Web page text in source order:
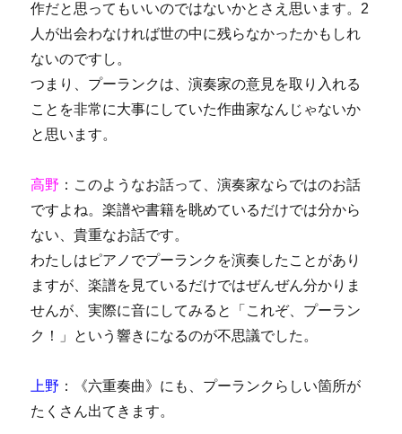
作だと思ってもいいのではないかとさえ思います。2
人が出会わなければ世の中に残らなかったかもしれ
ないのですし。
つまり、プーランクは、演奏家の意見を取り入れる
ことを非常に大事にしていた作曲家なんじゃないか
と思います。
高野 ：このようなお話って、演奏家ならではのお話
ですよね。楽譜や書籍を眺めているだけでは分から
ない、貴重なお話です。
わたしはピアノでプーランクを演奏したことがあり
ますが、楽譜を見ているだけではぜんぜん分かりま
せんが、実際に音にしてみると「これぞ、プーラン
ク！」という響きになるのが不思議でした。
上野 ：《六重奏曲》にも、プーランクらしい箇所が
たくさん出てきます。